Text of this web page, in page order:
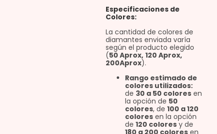
Especificaciones de
Colores:
La cantidad de colores de
diamantes enviada varía
según el producto elegido
(50 Aprox, 120 Aprox,
200Aprox).
Rango estimado de
colores utilizados:
de 30 a 50 coloresen
la opción de 50
colores, de 100 a 120
coloresen la opción
de 120 coloresy de